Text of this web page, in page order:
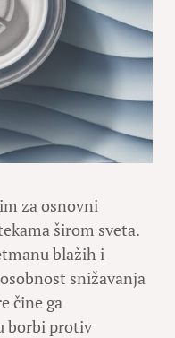
za osnovni
širom sveta.
blažih i
snižavanja
čine ga
borbi protiv